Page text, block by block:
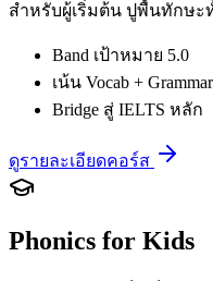
สำหรับผู้เริ่มต้น ปูพื้นทักษะ
Band เป้าหมาย 5.0
เน้น Vocab + Grammar
Bridge สู่ IELTS หลัก
ดูรายละเอียดคอร์ส
Phonics for Kids